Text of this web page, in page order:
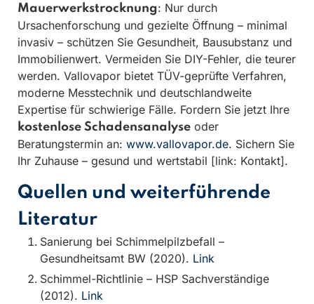
Mauerwerkstrocknung: Nur durch
Ursachenforschung und gezielte Öffnung – minimal
invasiv – schützen Sie Gesundheit, Bausubstanz und
Immobilienwert. Vermeiden Sie DIY-Fehler, die teurer
werden. Vallovapor bietet TÜV-geprüfte Verfahren,
moderne Messtechnik und deutschlandweite
Expertise für schwierige Fälle. Fordern Sie jetzt Ihre
kostenlose Schadensanalyse oder
Beratungstermin an: www.vallovapor.de. Sichern Sie
Ihr Zuhause – gesund und wertstabil [link: Kontakt].
Quellen und weiterführende
Literatur
Sanierung bei Schimmelpilzbefall –
Gesundheitsamt BW (2020). Link
Schimmel-Richtlinie – HSP Sachverständige
(2012). Link